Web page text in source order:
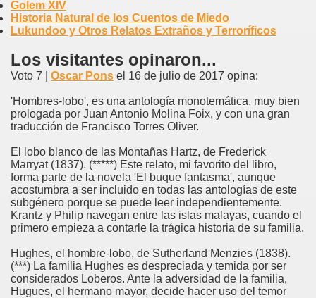
Golem XIV
Historia Natural de los Cuentos de Miedo
Lukundoo y Otros Relatos Extraños y Terroríficos
Los visitantes opinaron...
Voto 7 | Oscar Pons el 16 de julio de 2017 opina:
'Hombres-lobo', es una antología monotemática, muy bien
prologada por Juan Antonio Molina Foix, y con una gran
traducción de Francisco Torres Oliver.
El lobo blanco de las Montañas Hartz, de Frederick
Marryat (1837). (*****) Este relato, mi favorito del libro,
forma parte de la novela 'El buque fantasma', aunque
acostumbra a ser incluido en todas las antologías de este
subgénero porque se puede leer independientemente.
Krantz y Philip navegan entre las islas malayas, cuando el
primero empieza a contarle la trágica historia de su familia.
Hughes, el hombre-lobo, de Sutherland Menzies (1838).
(***) La familia Hughes es despreciada y temida por ser
considerados Loberos. Ante la adversidad de la familia,
Hugues, el hermano mayor, decide hacer uso del temor